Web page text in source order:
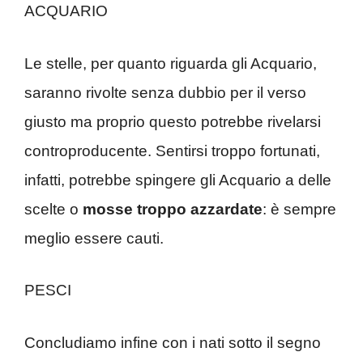
ACQUARIO
Le stelle, per quanto riguarda gli Acquario,
saranno rivolte senza dubbio per il verso
giusto ma proprio questo potrebbe rivelarsi
controproducente. Sentirsi troppo fortunati,
infatti, potrebbe spingere gli Acquario a delle
scelte o mosse troppo azzardate: è sempre
meglio essere cauti.
PESCI
Concludiamo infine con i nati sotto il segno